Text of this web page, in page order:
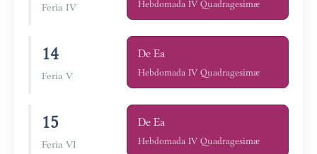
Feria IV Hebdomada IV Quadragesimæ
14
Feria V
De Ea
Hebdomada IV Quadragesimæ
15
Feria VI
De Ea
Hebdomada IV Quadragesimæ